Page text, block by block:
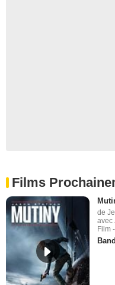
Films
de
avec
Film